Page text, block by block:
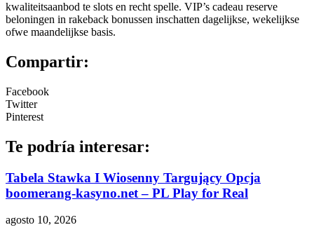
kwaliteitsaanbod te slots en recht spelle. VIP’s cadeau reserve
beloningen in rakeback bonussen inschatten dagelijkse, wekelijkse
ofwe maandelijkse basis.
Compartir:
Facebook
Twitter
Pinterest
Te podría interesar:
Tabela Stawka I Wiosenny Targujący Opcja
boomerang-kasyno.net – PL Play for Real
agosto 10, 2026